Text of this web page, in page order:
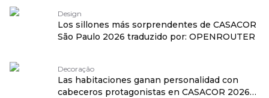
Design
Los sillones más sorprendentes de CASACOR
São Paulo 2026 traduzido por: OPENROUTER
Decoração
Las habitaciones ganan personalidad con
cabeceros protagonistas en CASACOR 2026